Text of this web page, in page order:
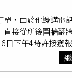
，遭檢方發布通緝
勤務，掃蕩市區
回康樂街自營的
單，由於他邊講電
接從所後圍牆翻
日下午4時許接獲
公尺，員警聽聞
騙集團指示按下匯